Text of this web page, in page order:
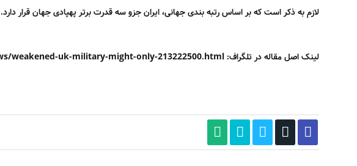
لازم به ذکر است که بر اساس رتبه بندی جهانی، ایران جزو سه قدرت برتر پهپادی جهان قرار دارد.
لینک اصل مقاله در تلگراف: https://www.yahoo.com/news/weakened-uk-military-might-only-213222500.html